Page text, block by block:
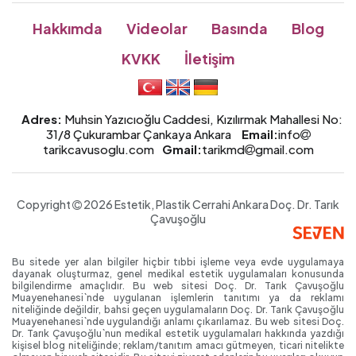
Hakkımda Videolar Basında
Blog
KVKK
İletişim
Adres: Muhsin Yazıcıoğlu Caddesi, Kızılırmak Mahallesi No:
31/8 Çukurambar Çankaya Ankara
Email:info
tarikcavusoglu.com
Gmail:tarikmd gmail.com
Copyright 2026 Estetik, Plastik Cerrahi AnkaraDoç. Dr. Tarık
Çavuşoğlu
Bu sitede yer alan bilgiler hiçbir tıbbi işleme veya evde uygulamaya
dayanak oluşturmaz, genel medikal estetik uygulamaları konusunda
bilgilendirme amaçlıdır. Bu web sitesi Doç. Dr. Tarık Çavuşoğlu
Muayenehanesi`nde uygulanan işlemlerin tanıtımı ya da reklamı
niteliğinde değildir, bahsi geçen uygulamaların Doç. Dr. Tarık Çavuşoğlu
Muayenehanesi`nde uygulandığı anlamı çıkarılamaz. Bu web sitesi Doç.
Dr. Tarık Çavuşoğlu`nun medikal estetik uygulamaları hakkında yazdığı
kişisel blog niteliğinde; reklam/tanıtım amacı gütmeyen, ticari nitelikte